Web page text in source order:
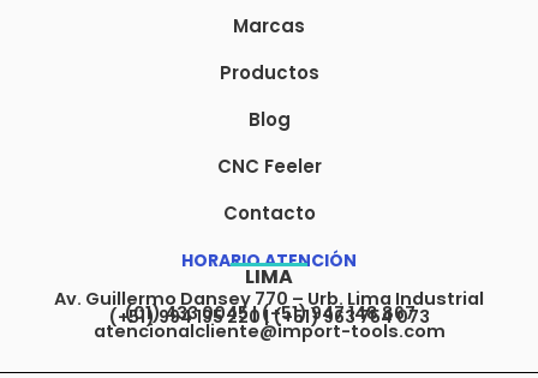
kMarcas
Productos
Blog
CNC Feeler
Contacto
HORARIO ATENCIÓN
LIMA
Av. Guillermo Dansey 770 – Urb. Lima Industrial
(01) 433 0045 | (+51) 947 148 867
(+51) 994 195 220 | (+51) 963 754 073
atencionalcliente@import-tools.com